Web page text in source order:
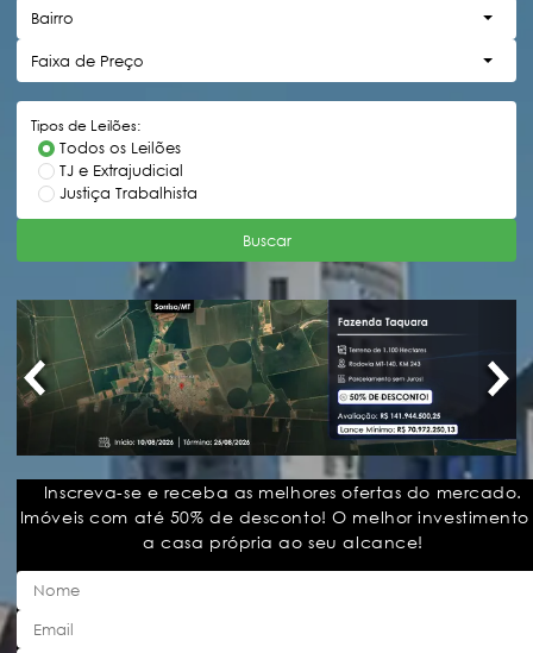
Bairro
Faixa de Preço
Tipos de Leilões:
Todos os Leilões
TJ e Extrajudicial
Justiça Trabalhista
Buscar
Inscreva-se e receba as melhores ofertas do mercado.
Imóveis com até 50% de desconto! O melhor
a casa própria ao seu alcance!